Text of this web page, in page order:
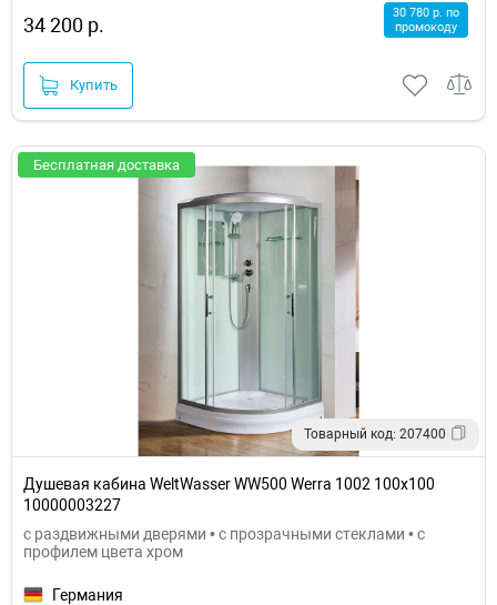
34 200 р.
30 780 р. по
промокоду
Купить
Бесплатная доставка
Товарный код: 207400
Душевая кабина WeltWasser WW500 Werra 1002 100x100
10000003227
с раздвижными дверями • с прозрачными стеклами • с
профилем цвета хром
Германия